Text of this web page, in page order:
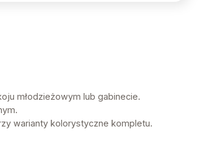
młodzieżowym lub gabinecie.
warianty kolorystyczne kompletu.